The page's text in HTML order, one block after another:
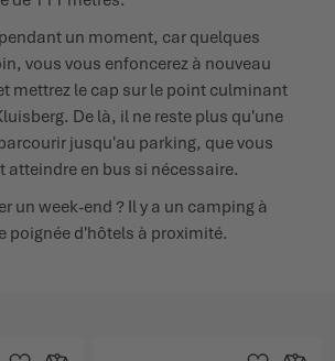
un moment, car quelques
vous vous enfoncerez à nouveau
mettrez le cap sur le point culminant
De là, il ne reste plus qu'une
jusqu'au parking, que vous
atteindre en bus si nécessaire.
un week-end ? Il y a un camping à
poignée d'hôtels à proximité.